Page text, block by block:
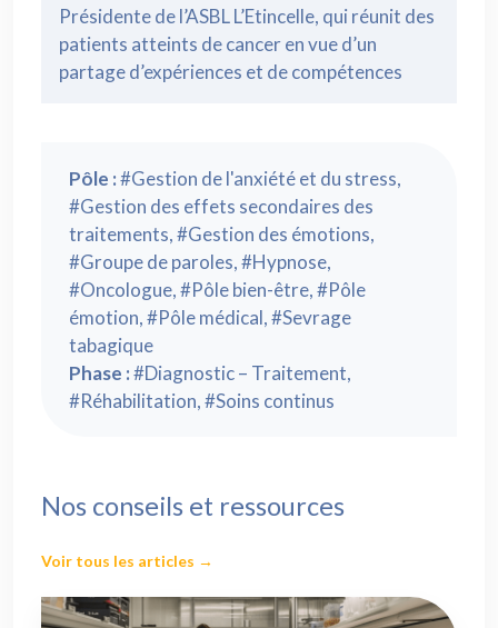
Présidente de l’ASBL L’Etincelle, qui réunit des
patients atteints de cancer en vue d’un
partage d’expériences et de compétences
Pôle :#Gestion de l'anxiété et du stress,
#Gestion des effets secondaires des
traitements, #Gestion des émotions,
#Groupe de paroles, #Hypnose,
#Oncologue, #Pôle bien-être, #Pôle
émotion, #Pôle médical, #Sevrage
tabagique
Phase :#Diagnostic – Traitement,
#Réhabilitation, #Soins continus
Nos conseils et ressources
Voir tous les articles →